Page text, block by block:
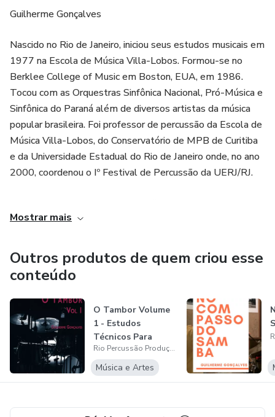
Guilherme Gonçalves
Nascido no Rio de Janeiro, iniciou seus estudos musicais em
1977 na Escola de Música Villa-Lobos. Formou-se no
Berklee College of Music em Boston, EUA, em 1986.
Tocou com as Orquestras Sinfônica Nacional, Pró-Música e
Sinfônica do Paraná além de diversos artistas da música
popular brasileira. Foi professor de percussão da Escola de
Música Villa-Lobos, do Conservatório de MPB de Curitiba
e da Universidade Estadual do Rio de Janeiro onde, no ano
2000, coordenou o Iº Festival de Percussão da UERJ/RJ.
exterior. Tem dois livros editados: O Ritmos Pelas
enredo da Mangueira para o carnaval de 2004. Em 2014,
realizou o Curta metragem BATUQUE. Criador do
espetáculo A Febre do Samba. É comentarista de bateria
do site Carnavalesco. ____________________
Odilon Costa
Nascido no Rio de Janeiro, começou como ritmista na
Escola de Samba União da Ilha onde, em 1991, se tornaria
pela Escola de Samba Acadêmicos do Salgueiro,
Mostrar mais
Outros produtos de quem criou esse
conteúdo
O Tambor Volume
1 - Estudos
Técnicos Para
Caixa
Rio Percussão Produções
Música e Artes